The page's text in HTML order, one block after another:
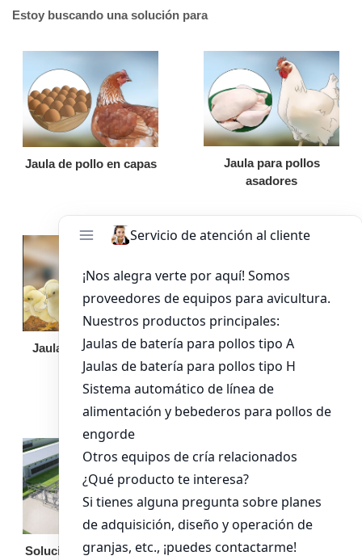
Estoy buscando una solución para
Jaula de pollo en capas
Jaula para pollos
asadores
Jaula de pollo pollita
Bandeja de
alimentación para
pollos de engorde
Solución llave en mano Otro equipo